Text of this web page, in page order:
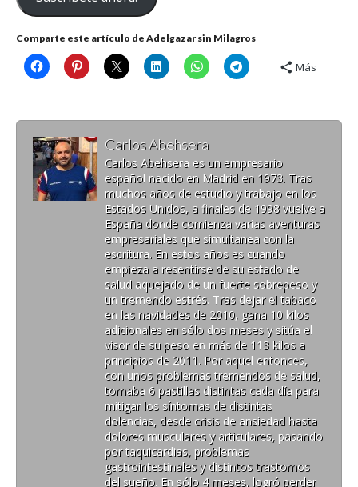
Comparte este artículo de Adelgazar sin Milagros
Más
Carlos Abehsera
Carlos Abehsera es un empresario
español nacido en Madrid en 1973. Tras
muchos años de estudio y trabajo en los
Estados Unidos, a finales de 1998 vuelve a
España donde comienza varias aventuras
empresariales que simultanea con la
escritura. En estos años es cuando
empieza a resentirse de su estado de
salud aquejado de un fuerte sobrepeso y
un tremendo estrés. Tras dejar el tabaco
en las navidades de 2010, gana 10 kilos
adicionales en sólo dos meses y sitúa el
visor de su peso en más de 113 kilos a
principios de 2011. Por aquel entonces,
con unos problemas tremendos de salud,
tomaba 6 pastillas distintas cada día para
mitigar los síntomas de distintas
dolencias, desde crisis de ansiedad hasta
dolores musculares y articulares, pasando
por taquicardias, problemas
gastrointestinales y distintos trastornos
del sueño. En sólo 4 meses, logró perder